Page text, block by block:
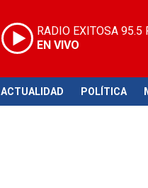
RADIO EXITOSA 95.5
EN VIVO
ACTUALIDAD POLÍTICA